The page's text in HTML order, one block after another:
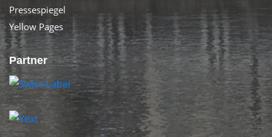
Pressespiegel
Yellow Pages
Partner